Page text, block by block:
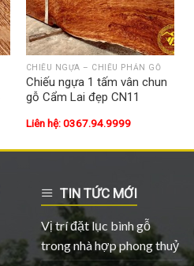
CHIẾU NGỰA – CHIẾU PHẢN GỖ
Chiếu ngựa 1 tấm vân chun
gỗ Cẩm Lai đẹp CN11
Liên hệ: 0367.94.9999
TIN TỨC MỚI
Vị trí đặt lục bình gỗ
trong nhà hợp phong thuỷ